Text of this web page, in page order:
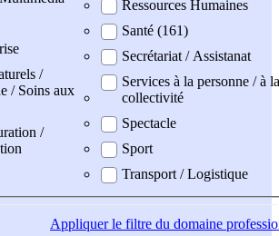
/
/ Soins aux
/
Ressources Humaines
Santé (161)
Secrétariat / Assistanat
Services à la personne / à la
collectivité
Spectacle
Sport
Transport / Logistique
Appliquerle filtre du domaine